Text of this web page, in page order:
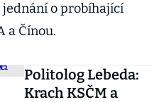
jednání o probíhající
a Čínou.
Politolog Lebeda:
Krach KSČM a